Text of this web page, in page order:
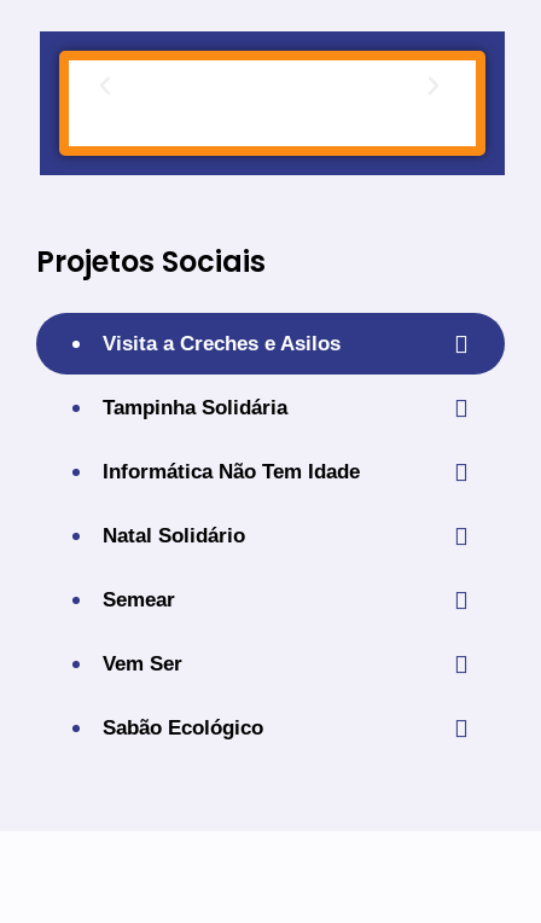
Projetos Sociais
Visita a Creches e Asilos
Tampinha Solidária
Informática Não Tem Idade
Natal Solidário
Semear
Vem Ser
Sabão Ecológico